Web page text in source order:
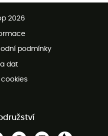
2026
podmínky
dat
cookies